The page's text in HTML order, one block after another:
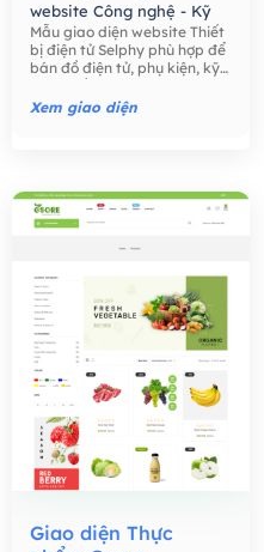
website Công nghệ - Kỹ
thuật số,Mẫu giao diện
website Bán hàng -
Thương mại điện tử,
Mẫu giao diện website Thiết
bị điện tử Selphy phù hợp để
bán đồ điện tử, phụ kiện, kỹ
tính, máy ảnh, các phụ kiện
điện tử,….
Xem giao diện
Giao diện Thực